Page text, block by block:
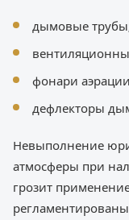
дымовые
фонари
дефлекторы
Невыполнение
атмосферы при
грозит